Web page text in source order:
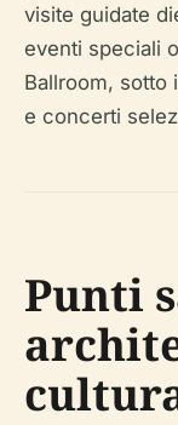
visite guidate
eventi speciali
Ballroom, sotto
e concerti
Punti